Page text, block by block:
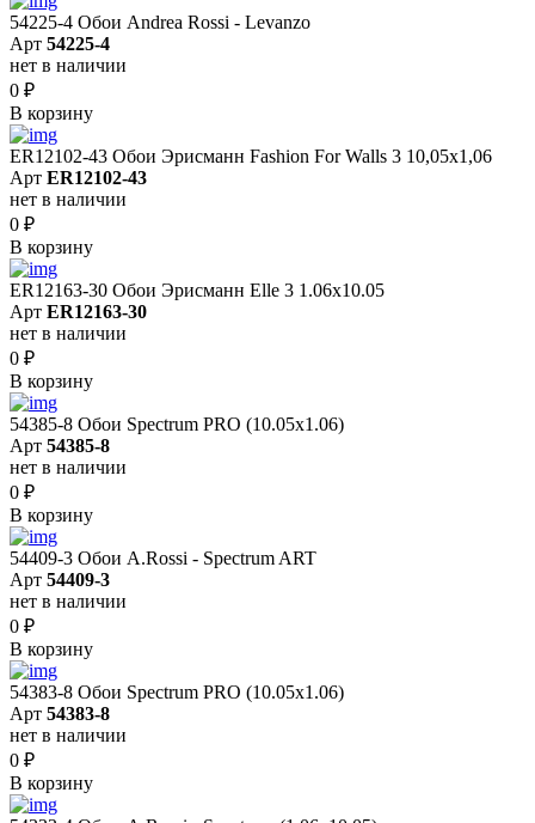
54225-4 Обои Andrea Rossi - Levanzo
Арт 54225-4
нет в наличии
0 ₽
В корзину
ER12102-43 Обои Эрисманн Fashion For Walls 3 10,05x1,06
Арт ER12102-43
нет в наличии
0 ₽
В корзину
ER12163-30 Обои Эрисманн Elle 3 1.06x10.05
Арт ER12163-30
нет в наличии
0 ₽
В корзину
54385-8 Обои Spectrum PRO (10.05х1.06)
Арт 54385-8
нет в наличии
0 ₽
В корзину
54409-3 Обои A.Rossi - Spectrum ART
Арт 54409-3
нет в наличии
0 ₽
В корзину
54383-8 Обои Spectrum PRO (10.05х1.06)
Арт 54383-8
нет в наличии
0 ₽
В корзину